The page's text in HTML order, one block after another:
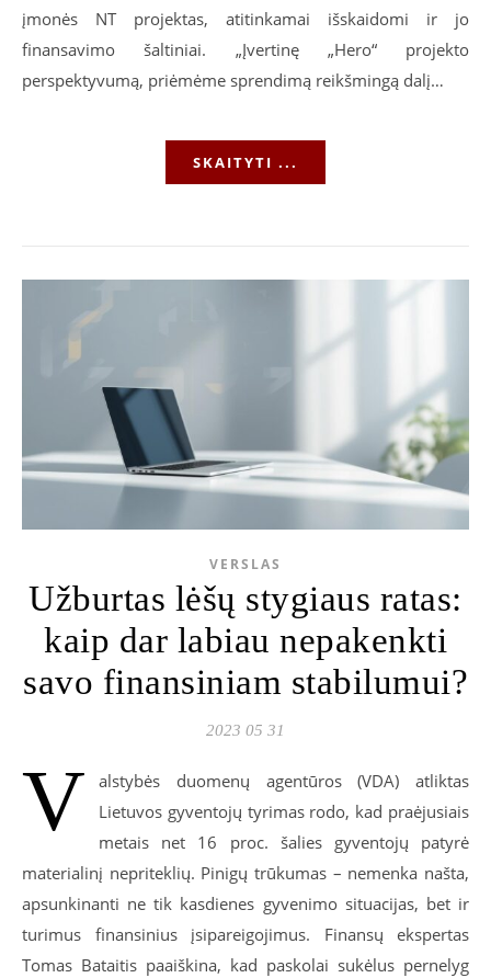
įmonės NT projektas, atitinkamai išskaidomi ir jo
finansavimo šaltiniai. „Įvertinę „Hero“ projekto
perspektyvumą, priėmėme sprendimą reikšmingą dalį…
SKAITYTI ...
VERSLAS
Užburtas lėšų stygiaus ratas:
kaip dar labiau nepakenkti
savo finansiniam stabilumui?
2023 05 31
V
alstybės duomenų agentūros (VDA) atliktas
Lietuvos gyventojų tyrimas rodo, kad praėjusiais
metais net 16 proc. šalies gyventojų patyrė
materialinį nepriteklių. Pinigų trūkumas – nemenka našta,
apsunkinanti ne tik kasdienes gyvenimo situacijas, bet ir
turimus finansinius įsipareigojimus. Finansų ekspertas
Tomas Bataitis paaiškina, kad paskolai sukėlus pernelyg